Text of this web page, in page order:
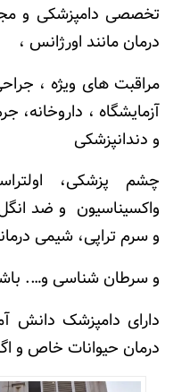
تخصصی دامپزشکی و
درمان مانند اورژانس ،
مراقبت های ویژه ،
آزمایشگاه ،
و دندانپزشکی
چشم پزشکی،
واکسیناسیون و ضد
و سرم تراپی، شیمی
و سرطان شناسی و….
دارای دامپزشک دانش
درمان حیوانات خاص و